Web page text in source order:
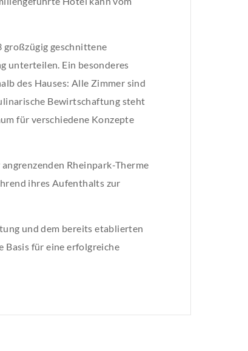
großzügig geschnittene
unterteilen. Ein besonderes
des Hauses: Alle Zimmer sind
Bewirtschaftung steht
für verschiedene Konzepte
Rheinpark-Therme
ihres Aufenthalts zur
und dem bereits etablierten
Basis für eine erfolgreiche